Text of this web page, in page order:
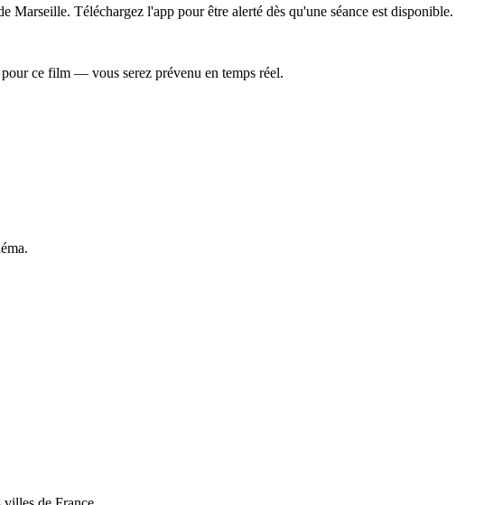
Marseille. Téléchargez l'app pour être alerté dès qu'une séance est disponible.
ce film — vous serez prévenu en temps réel.